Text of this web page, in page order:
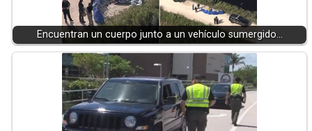
Encuentran un cuerpo junto a un vehículo sumergido…